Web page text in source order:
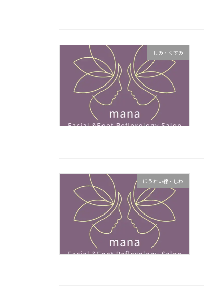
しみ・くすみ
ほうれい線・しわ